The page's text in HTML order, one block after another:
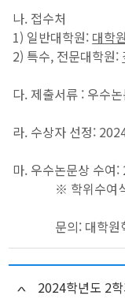
나. 접수처
1) 일반대학원: 대학
2) 특수, 전문대학원:
다. 제출서류 : 우수
라. 수상자 선정:
마. 우수논문상 수여
※ 학위수여
문의: 대학
2024학년도 2